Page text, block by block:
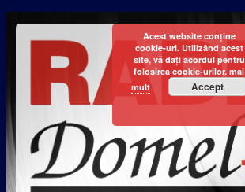
Acest website conține
cookie-uri. Utilizând acest
site, vă dați acordul pentru
folosirea cookie-urilor. mai
mult
Accept